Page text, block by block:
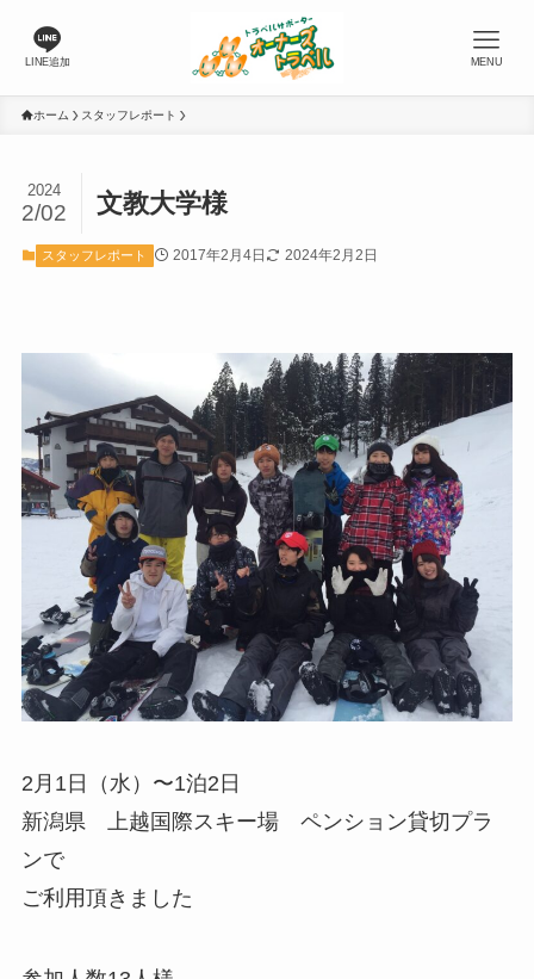
LINE追加 MENU
ホーム スタッフレポート
文教大学様
2024
2/02
スタッフレポート 2017年2月4日 2024年2月2日
2月1日（水）〜1泊2日
新潟県 上越国際スキー場 ペンション貸切プラ
ンで
ご利用頂きました